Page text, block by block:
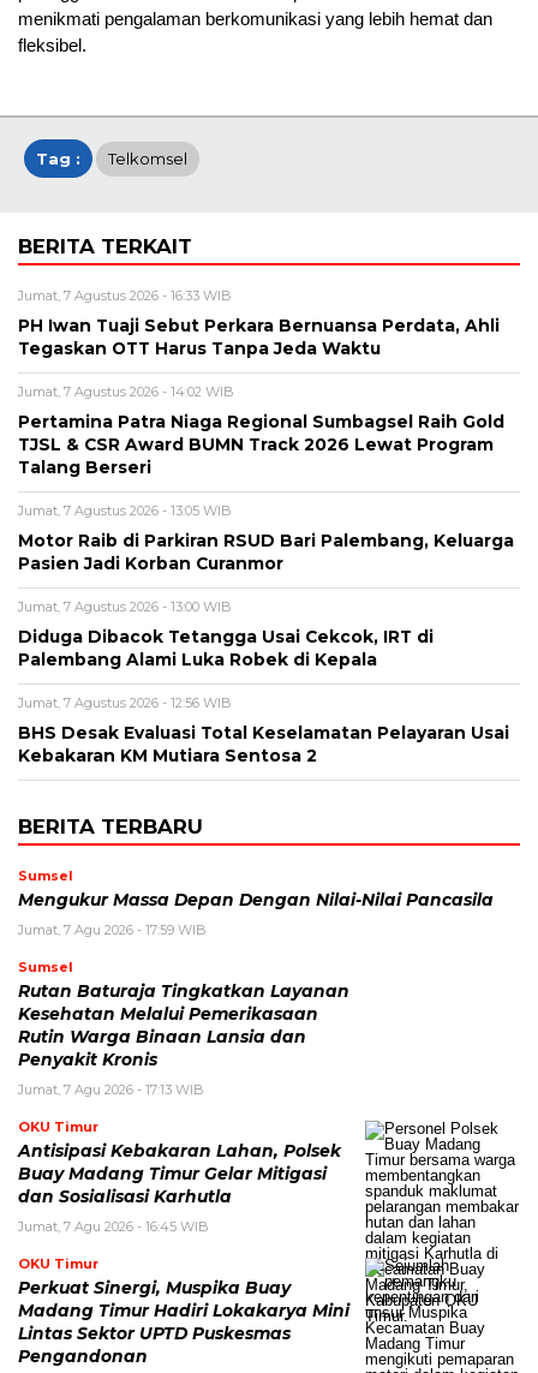
menikmati pengalaman berkomunikasi yang lebih hemat dan
fleksibel.
Tag : Telkomsel
BERITA TERKAIT
Jumat, 7 Agustus 2026 - 16:33 WIB
PH Iwan Tuaji Sebut Perkara Bernuansa Perdata, Ahli
Tegaskan OTT Harus Tanpa Jeda Waktu
Jumat, 7 Agustus 2026 - 14:02 WIB
Pertamina Patra Niaga Regional Sumbagsel Raih Gold
TJSL & CSR Award BUMN Track 2026 Lewat Program
Talang Berseri
Jumat, 7 Agustus 2026 - 13:05 WIB
Motor Raib di Parkiran RSUD Bari Palembang, Keluarga
Pasien Jadi Korban Curanmor
Jumat, 7 Agustus 2026 - 13:00 WIB
Diduga Dibacok Tetangga Usai Cekcok, IRT di
Palembang Alami Luka Robek di Kepala
Jumat, 7 Agustus 2026 - 12:56 WIB
BHS Desak Evaluasi Total Keselamatan Pelayaran Usai
Kebakaran KM Mutiara Sentosa 2
BERITA TERBARU
Sumsel
Mengukur Massa Depan Dengan Nilai-Nilai Pancasila
Jumat, 7 Agu 2026 - 17:59 WIB
Sumsel
Rutan Baturaja Tingkatkan Layanan
Kesehatan Melalui Pemerikasaan
Rutin Warga Binaan Lansia dan
Penyakit Kronis
Jumat, 7 Agu 2026 - 17:13 WIB
OKU Timur
Antisipasi Kebakaran Lahan, Polsek
Buay Madang Timur Gelar Mitigasi
dan Sosialisasi Karhutla
Jumat, 7 Agu 2026 - 16:45 WIB
OKU Timur
Perkuat Sinergi, Muspika Buay
Madang Timur Hadiri Lokakarya Mini
Lintas Sektor UPTD Puskesmas
Pengandonan